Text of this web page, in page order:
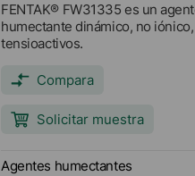
FENTAK® FW31335 es un
humectante dinámico, no
tensioactivos.
Compara
Solicitar muestra
Agentes humectantes